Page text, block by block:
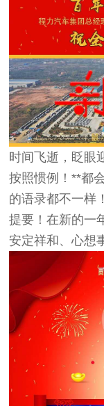
时间飞逝，眨眼
按照惯例！**都
的语录都不一样
提要！在新的一
安定祥和、心想